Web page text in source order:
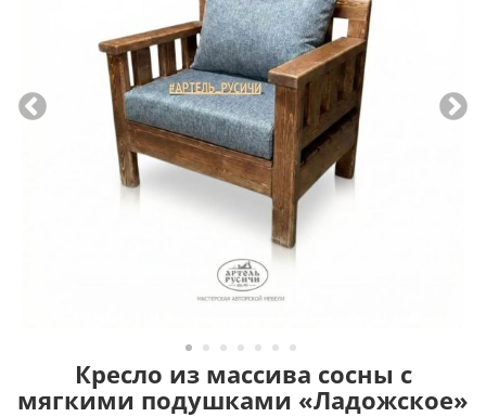
Кресло из массива сосны с
мягкими подушками «Ладожское»